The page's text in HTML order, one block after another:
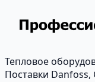
Тепловое
Поставки